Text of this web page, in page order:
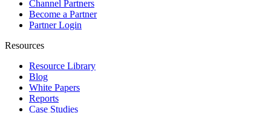
Channel Partners
Become a Partner
Partner Login
Resources
Resource Library
Blog
White Papers
Reports
Case Studies